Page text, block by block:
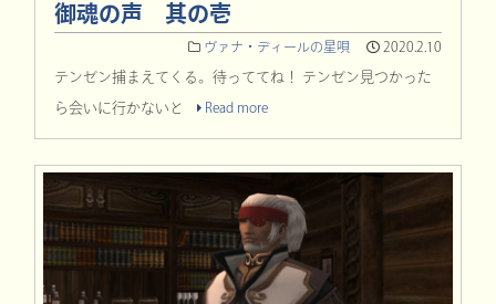
御魂の声 其の壱
ヴァナ・ディールの星唄 2020.2.10
テンゼン捕まえてくる。待っててね！ テンゼン見つかった
ら会いに行かないと Read more